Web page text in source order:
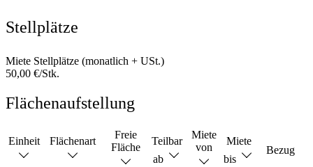
Stellplätze
Miete Stellplätze (monatlich + USt.)
50,00 €/Stk.
Flächenaufstellung
Einheit Flächenart
Freie
Fläche
Teilbar
ab
Miete
von
Miete
bis
Bezug